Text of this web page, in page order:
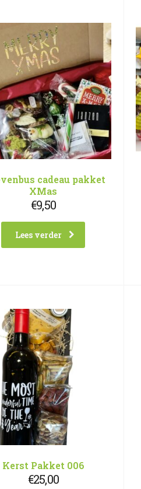
cadeau pakket
XMas
€9,50
Lees verder
Kerst Pakket 006
€25,00